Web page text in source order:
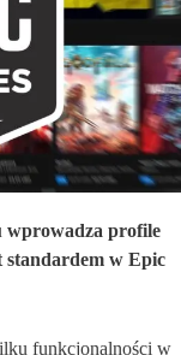
wprowadza profile
standardem w Epic
funkcjonalności w